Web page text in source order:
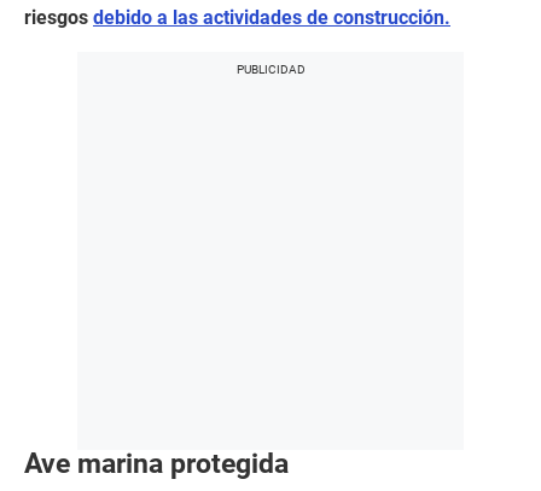
riesgos debido a las actividades de construcción.
Ave marina protegida